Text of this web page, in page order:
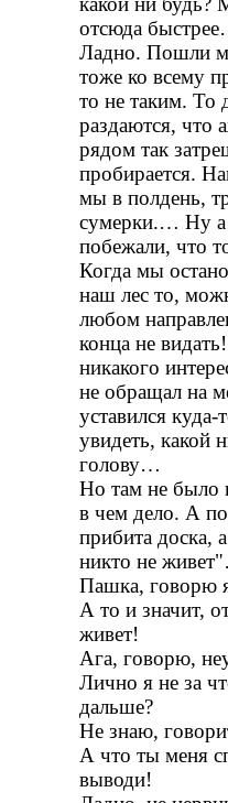
отсюда
Ладно. Пошли
тоже ко всему
то не таким. То
раздаются, что
рядом так
пробирается.
мы в полдень,
сумерки.… Ну а
побежали, что
Когда мы
наш лес то,
любом
конца не
никакого
не обращал на
уставился
увидеть, какой
голову…
Но там не было
в чем дело. А
прибита доска,
никто не
Пашка, говорю
А то и значит,
живет!
Ага, говорю,
Лично я не за
дальше?
Не знаю,
А что ты меня
выводи!